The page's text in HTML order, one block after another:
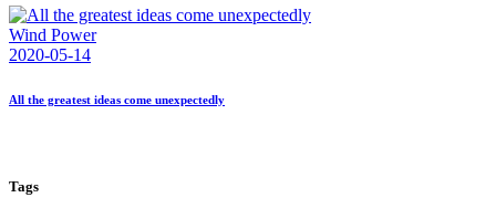
Wind Power
2020-05-14
All the greatest ideas come unexpectedly
Tags